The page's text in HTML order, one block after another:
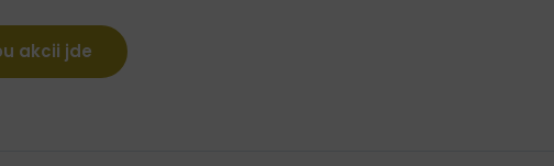
akcii jde